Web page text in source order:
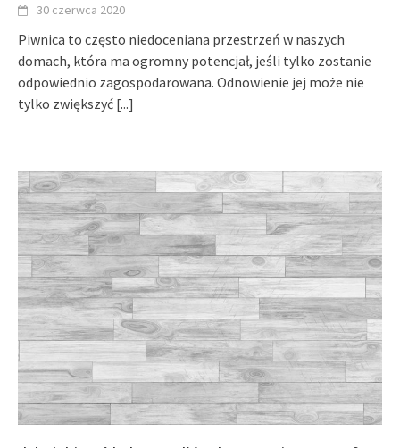
30 czerwca 2020
Piwnica to często niedoceniana przestrzeń w naszych
domach, która ma ogromny potencjał, jeśli tylko zostanie
odpowiednio zagospodarowana. Odnowienie jej może nie
tylko zwiększyć [...]